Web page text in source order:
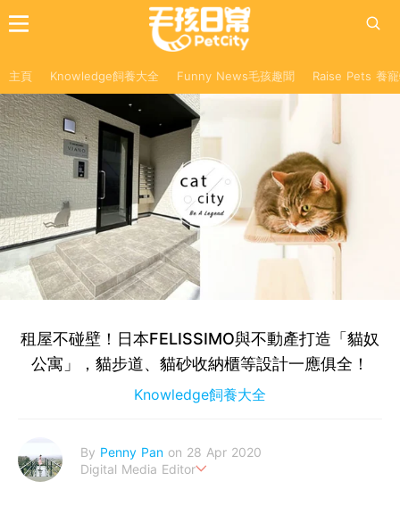
主頁 Knowledge飼養大全 Funny News毛孩趣聞 Raise Pets 養
租屋不碰壁！日本FELISSIMO與不動產打造「貓奴
公寓」，貓步道、貓砂收納櫃等設計一應俱全！
Knowledge飼養大全
By Penny Pan on 28 Apr 2020
Digital Media Editor